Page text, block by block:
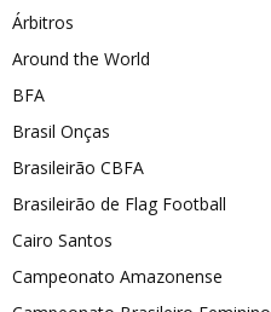
Árbitros
Around the World
BFA
Brasil Onças
Brasileirão CBFA
Brasileirão de Flag Football
Cairo Santos
Campeonato Amazonense